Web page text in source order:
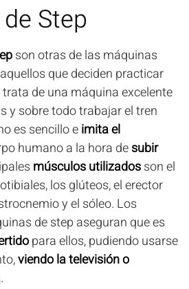
Step
son otras de las máquinas
que deciden practicar
trata de una máquina excelente
y sobre todo trabajar el tren
es sencillo eimita el
humano a la hora desubir
músculos utilizadosson el
los glúteos, el erector
y el sóleo. Los
de step aseguran que es
para ellos, pudiendo usarse
viendo la televisión o
.